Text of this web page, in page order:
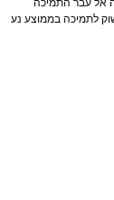
השוק לתמיכה בממוצע נע